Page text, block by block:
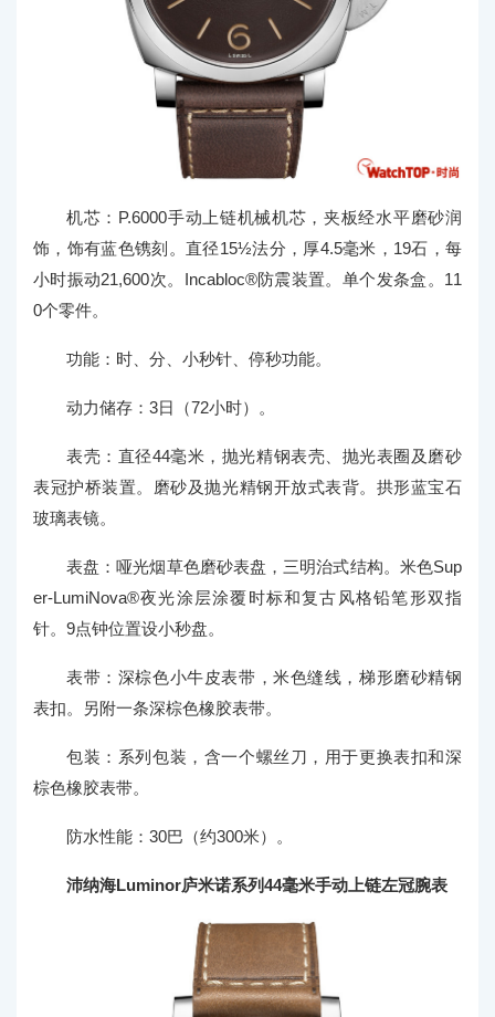
机芯：P.6000手动上链机械机芯，夹板经水平磨砂润
饰，饰有蓝色镌刻。直径15½法分，厚4.5毫米，19石，每
小时振动21,600次。Incabloc®防震装置。单个发条盒。11
0个零件。
功能：时、分、小秒针、停秒功能。
动力储存：3日（72小时）。
表壳：直径44毫米，抛光精钢表壳、抛光表圈及磨砂
表冠护桥装置。磨砂及抛光精钢开放式表背。拱形蓝宝石
玻璃表镜。
表盘：哑光烟草色磨砂表盘，三明治式结构。米色Sup
er-LumiNova®夜光涂层涂覆时标和复古风格铅笔形双指
针。9点钟位置设小秒盘。
表带：深棕色小牛皮表带，米色缝线，梯形磨砂精钢
表扣。另附一条深棕色橡胶表带。
包装：系列包装，含一个螺丝刀，用于更换表扣和深
棕色橡胶表带。
防水性能：30巴（约300米）。
沛纳海Luminor庐米诺系列44毫米手动上链左冠腕表